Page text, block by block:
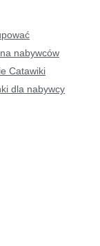
nabywców
Catawiki
dla nabywcy